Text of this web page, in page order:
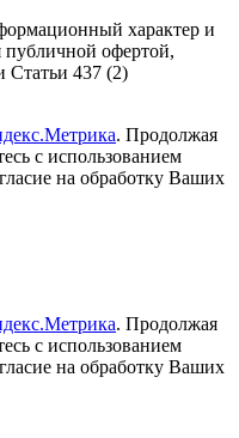
характер и
публичной офертой,
Статьи 437 (2)
. Продолжая
с использованием
на обработку Ваших
. Продолжая
с использованием
на обработку Ваших